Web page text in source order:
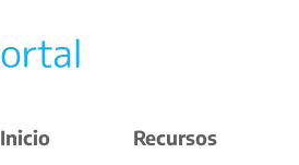
Inicio Recursos